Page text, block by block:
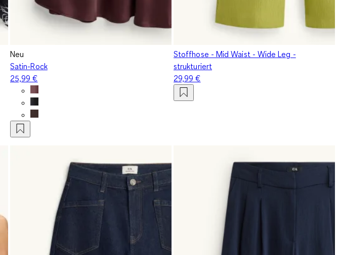
Neu
Satin-Rock
25,99 €
Stoffhose - Mid Waist - Wide Leg -
strukturiert
29,99 €